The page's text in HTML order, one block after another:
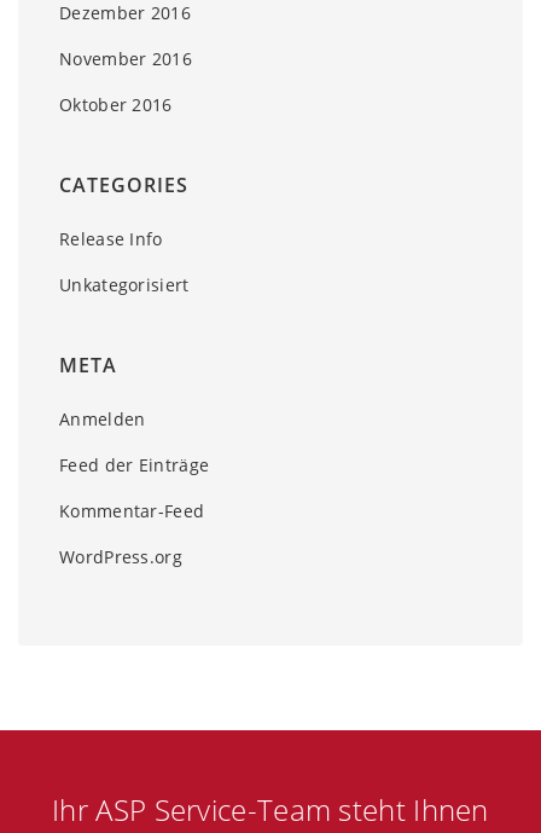
Dezember 2016
November 2016
Oktober 2016
CATEGORIES
Release Info
Unkategorisiert
META
Anmelden
Feed der Einträge
Kommentar-Feed
WordPress.org
Ihr ASP Service-Team steht Ihnen